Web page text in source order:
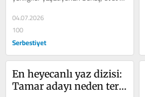
birileri halkı dini...
04.07.2026
100
Serbestiyet
En heyecanlı yaz dizisi:
Tamar adayı neden terk